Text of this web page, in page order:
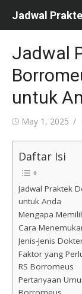
Jadwal
Jadwal
untuk
Posted
May 1, 2025
Daftar Isi
Jadwal Praktek
untuk Anda
Mengapa
Cara
Jenis-Jenis
Faktor yang
RS Borromeus
Pertanyaan